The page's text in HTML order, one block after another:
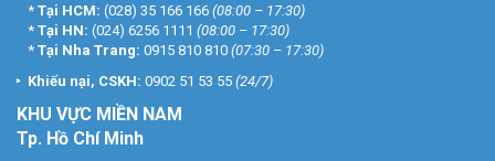
* Tại HCM: (028) 35 166 166 (08:00 – 17:30)
* Tại HN: (024) 6256 1111 (08:00 – 17:30)
* Tại Nha Trang: 0915 810 810 (07:30 – 17:30)
Khiếu nại, CSKH: 0902 51 53 55 (24/7)
KHU VỰC MIỀN NAM
Tp. Hồ Chí Minh